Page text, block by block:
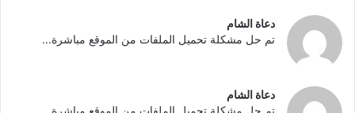
دعاة الشام
تم حل مشكلة تحميل الملفات من الموقع مباشرة...
دعاة الشام
تم حل مشكلة تحميل الملفات من الموقع مباشرة...